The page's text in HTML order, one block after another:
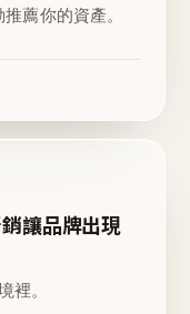
薦你的資產。
讓品牌出現
裡。